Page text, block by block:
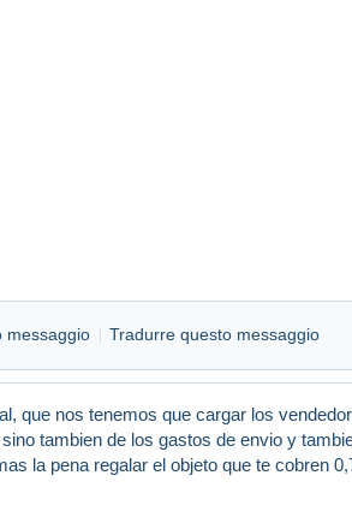
messaggio Tradurre questo messaggio
que nos tenemos que cargar los
tambien de los gastos de envio y
la pena regalar el objeto que te cobren